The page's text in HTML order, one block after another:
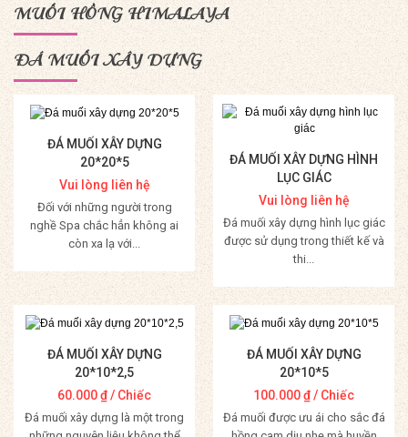
MUỐI HỒNG HIMALAYA
ĐÁ MUỐI XÂY DỰNG
ĐÁ MUỐI XÂY DỰNG
20*20*5
Vui lòng liên hệ
Đối với những người trong
nghề Spa chắc hẳn không ai
còn xa lạ với...
Mua Hàng
ĐÁ MUỐI XÂY DỰNG HÌNH
LỤC GIÁC
Vui lòng liên hệ
Đá muối xây dựng hình lục giác
được sử dụng trong thiết kế và
thi...
Mua Hàng
ĐÁ MUỐI XÂY DỰNG
20*10*2,5
60.000₫/ Chiếc
Đá muối xây dựng là một trong
ĐÁ MUỐI XÂY DỰNG
20*10*5
100.000₫/ Chiếc
Đá muối được ưu ái cho sắc đá